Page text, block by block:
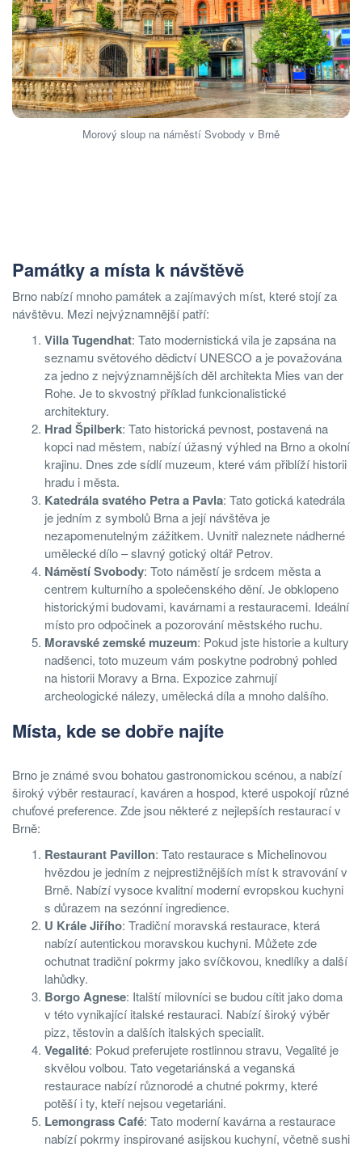
Morový sloup na náměstí Svobody v Brně
Památky a místa k návštěvě
Brno nabízí mnoho památek a zajímavých míst, které stojí za
návštěvu. Mezi nejvýznamnější patří:
Villa Tugendhat: Tato modernistická vila je zapsána na
seznamu světového dědictví UNESCO a je považována
za jedno z nejvýznamnějších děl architekta Mies van der
Rohe. Je to skvostný příklad funkcionalistické
architektury.
Hrad Špilberk: Tato historická pevnost, postavená na
kopci nad městem, nabízí úžasný výhled na Brno a okolní
krajinu. Dnes zde sídlí muzeum, které vám přiblíží historii
hradu i města.
Katedrála svatého Petra a Pavla: Tato gotická katedrála
je jedním z symbolů Brna a její návštěva je
nezapomenutelným zážitkem. Uvnitř naleznete nádherné
umělecké dílo – slavný gotický oltář Petrov.
Náměstí Svobody: Toto náměstí je srdcem města a
centrem kulturního a společenského dění. Je obklopeno
historickými budovami, kavárnami a restauracemi. Ideální
místo pro odpočinek a pozorování městského ruchu.
Moravské zemské muzeum: Pokud jste historie a kultury
nadšenci, toto muzeum vám poskytne podrobný pohled
na historii Moravy a Brna. Expozice zahrnují
archeologické nálezy, umělecká díla a mnoho dalšího.
Místa, kdese dobře najíte
Brno je známé svou bohatou gastronomickou scénou, a nabízí
široký výběr restaurací, kaváren a hospod, které uspokojí různé
chuťové preference. Zde jsou některé z nejlepších restaurací v
Brně:
Restaurant Pavillon: Tato restaurace s Michelinovou
hvězdou je jedním z nejprestižnějších míst k stravování v
Brně. Nabízí vysoce kvalitní moderní evropskou kuchyni
s důrazem na sezónní ingredience.
U Krále Jiřího: Tradiční moravská restaurace, která
nabízí autentickou moravskou kuchyni. Můžete zde
ochutnat tradiční pokrmy jako svíčkovou, knedlíky a další
lahůdky.
Borgo Agnese: Italští milovníci se budou cítit jako doma
v této vynikající italské restauraci. Nabízí široký výběr
pizz, těstovin a dalších italských specialit.
Vegalité: Pokud preferujete rostlinnou stravu, Vegalité je
skvělou volbou. Tato vegetariánská a veganská
restaurace nabízí různorodé a chutné pokrmy, které
potěší i ty, kteří nejsou vegetariáni.
Lemongrass Café: Tato moderní kavárna a restaurace
nabízí pokrmy inspirované asijskou kuchyní, včetně sushi